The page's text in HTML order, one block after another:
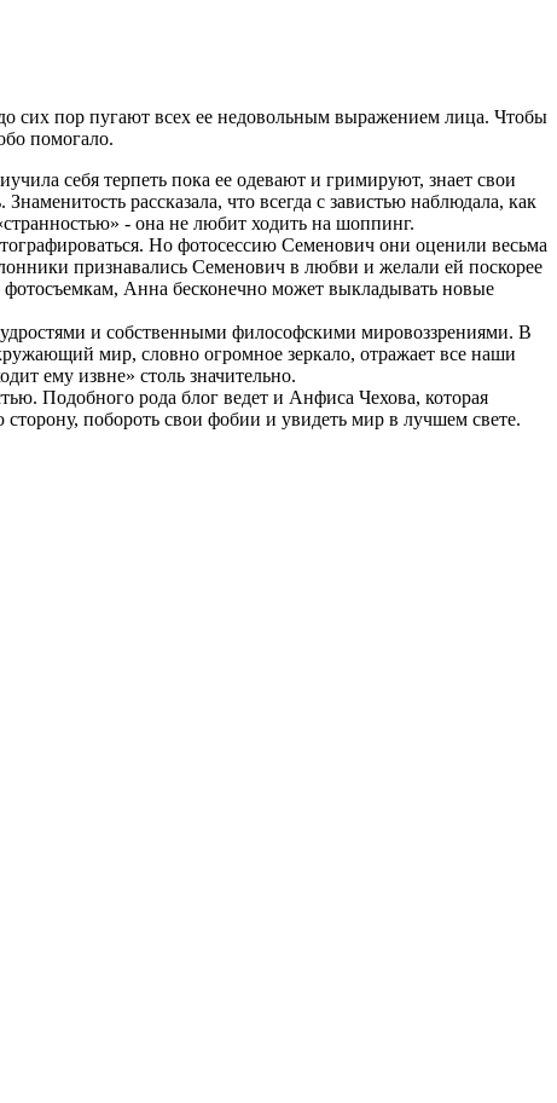
сих пор пугают всех ее недовольным выражением лица. Чтобы
помогало.
себя терпеть пока ее одевают и гримируют, знает свои
рассказала, что всегда с завистью наблюдала, как
- она не любит ходить на шоппинг.
Но фотосессию Семенович они оценили весьма
признавались Семенович в любви и желали ей поскорее
Анна бесконечно может выкладывать новые
и собственными философскими мировоззрениями. В
мир, словно огромное зеркало, отражает все наши
ему извне» столь значительно.
Подобного рода блог ведет и Анфиса Чехова, которая
побороть свои фобии и увидеть мир в лучшем свете.